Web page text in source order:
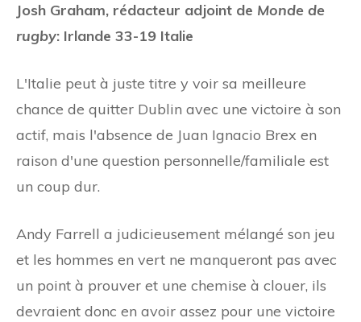
Josh Graham, rédacteur adjoint de Monde de
rugby: Irlande 33-19 Italie
L'Italie peut à juste titre y voir sa meilleure
chance de quitter Dublin avec une victoire à son
actif, mais l'absence de Juan Ignacio Brex en
raison d'une question personnelle/familiale est
un coup dur.
Andy Farrell a judicieusement mélangé son jeu
et les hommes en vert ne manqueront pas avec
un point à prouver et une chemise à clouer, ils
devraient donc en avoir assez pour une victoire